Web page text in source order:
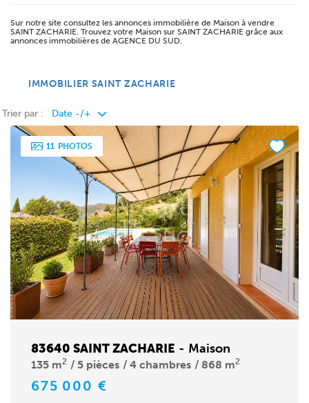
Sur notre site consultez les annonces immobilière de Maison à vendre
SAINT ZACHARIE. Trouvez votre Maison sur SAINT ZACHARIE grâce aux
annonces immobilières de AGENCE DU SUD.
IMMOBILIER SAINT ZACHARIE
Trier par :
11 PHOTOS
83640 SAINT ZACHARIE - Maison
135 m2 5 pièces 4 chambres 868 m2
675 000 €